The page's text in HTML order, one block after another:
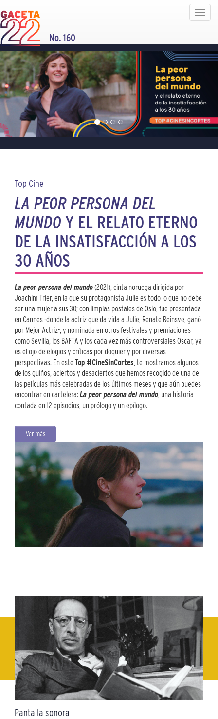
Toggle
No. 160
Top Cine
LA PEOR PERSONA DEL
MUNDO Y EL RELATO ETERNO
DE LA INSATISFACCIÓN A LOS
30 AÑOS
La peor persona del mundo(2021), cinta noruega dirigida por
Joachim Trier, en la que su protagonista Julie es todo lo que no debe
ser una mujer a sus 30; con limpias postales de Oslo, fue presentada
en Cannes -donde la actriz que da vida a Julie, Renate Reinsve, ganó
por Mejor Actriz-, y nominada en otros festivales y premiaciones
como Sevilla, los BAFTA y los cada vez más controversiales Oscar, ya
es el ojo de elogios y críticas por doquier y por diversas
perspectivas. En este Top #CineSinCortes, te mostramos algunos
de los guiños, aciertos y desaciertos que hemos recogido de una de
las películas más celebradas de los últimos meses y que aún puedes
encontrar en cartelera:La peor persona del mundo, una historia
contada en 12 episodios, un prólogo y un epílogo.
Ver más
Pantalla sonora